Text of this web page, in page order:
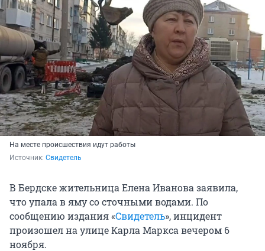
На месте происшествия идут работы
Источник: Свидетель
В Бердске жительница Елена Иванова заявила,
что упала в яму со сточными водами. По
сообщению издания «Свидетель», инцидент
произошел на улице Карла Маркса вечером 6
ноября.